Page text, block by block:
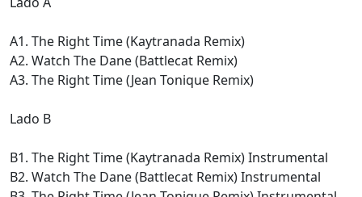
A1. The Right Time (Kaytranada Remix)
A2. Watch The Dane (Battlecat Remix)
A3. The Right Time (Jean Tonique Remix)
Lado B
B1. The Right Time (Kaytranada Remix) Instrumental
B2. Watch The Dane (Battlecat Remix) Instrumental